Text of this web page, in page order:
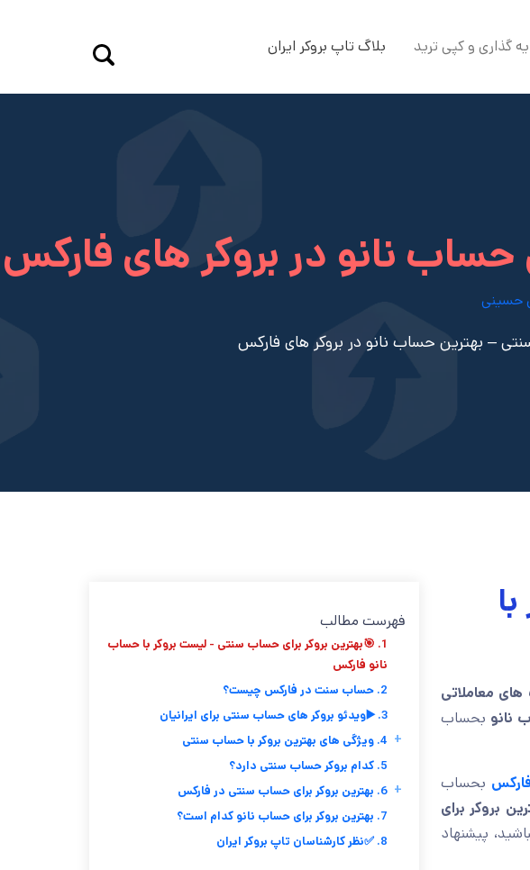
گذاری و کپی ترید بلاگ تاپ بروکر ایران
نانو در بروکر های فارکس
حسینی
– بهترین حساب نانو در بروکر های فارکس
معاملاتی
نانو بحساب
بحساب
بروکر برای
پیشنهاد
فهرست مطالب
1. 🎯بهترین بروکر برای حساب سنتی - لیست بروکر با حساب
نانو فارکس
2. حساب سنت در فارکس چیست؟
3. ▶️ویدئو بروکر های حساب سنتی برای ایرانیان
4. ویژگی های بهترین بروکر با حساب سنتی +
5. کدام بروکر حساب سنتی دارد؟
6. بهترین بروکر برای حساب سنتی در فارکس +
7. بهترین بروکر برای حساب نانو کدام است؟
8. ✅نظر کارشناسان تاپ بروکر ایران